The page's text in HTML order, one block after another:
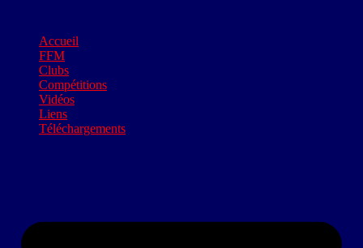
Accueil
FFM
Clubs
Compétitions
Vidéos
Liens
Téléchargements